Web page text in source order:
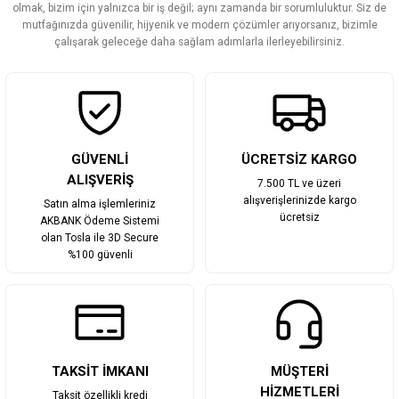
Ürün fiyatı diğer sitelerden daha pahalı.
Bu ürüne benzer farklı alternatifler olmalı.
olmak, bizim için yalnızca bir iş değil; aynı zamanda bir sorumluluktur. Siz de
mutfağınızda güvenilir, hijyenik ve modern çözümler arıyorsanız, bizimle
çalışarak geleceğe daha sağlam adımlarla ilerleyebilirsiniz.
GÜVENLİ
ALIŞVERİŞ
Satın alma işlemleriniz
AKBANK Ödeme Sistemi
olan Tosla ile 3D Secure
%100 güvenli
ÜCRETSİZ KARGO
7.500 TL ve üzeri
alışverişlerinizde kargo
ücretsiz
TAKSİT İMKANI
Taksit özellikli kredi
MÜŞTERİ
HİZMETLERİ